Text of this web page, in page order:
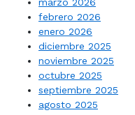
febrero 2026
enero 2026
diciembre 2025
noviembre 2025
octubre 2025
septiembre 2025
agosto 2025